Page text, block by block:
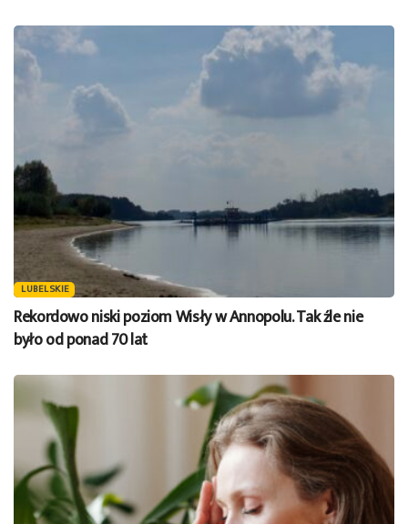
LUBELSKIE
Rekordowo niski poziom Wisły w Annopolu. Tak źle nie
było od ponad 70 lat